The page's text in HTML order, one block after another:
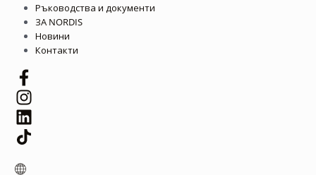
Ръководства и документи
ЗА NORDIS
Новини
Контакти